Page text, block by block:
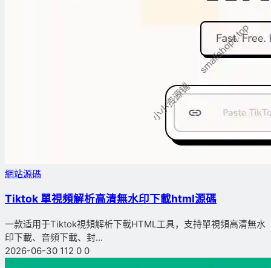
網站源碼
Tiktok 單視頻解析高清無水印下載html源碼
一款适用于Tiktok視頻解析下載HTML工具，支持單視頻高清無水
印下載、音頻下載、封...
2026-06-30 112 0 0